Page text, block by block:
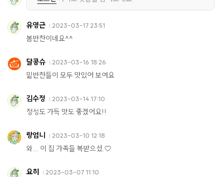
유영근 2023-03-17 23:51
봄반찬이네요^^
달콩슈 2023-03-16 18:26
밑반찬들이 모두 맛있어 보여요
김수정 2023-03-14 17:10
정성도 가득 맛도 좋겠어요!!
랑엄니 2023-03-10 12:18
와.... 이 집 가족들 복받으셨.♡
요히 2023-03-07 11:10